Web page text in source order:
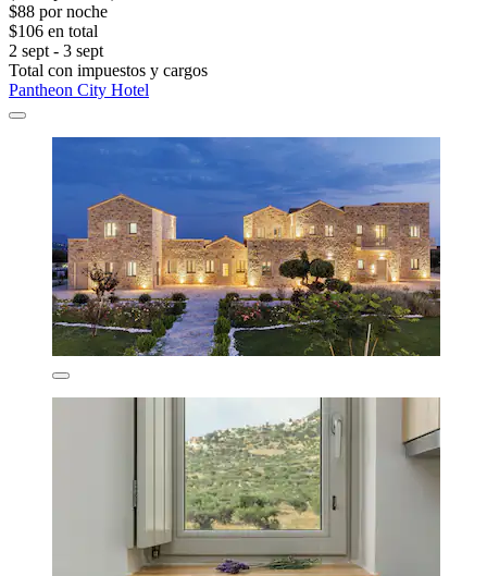
$88 por noche
$106 en total
2 sept - 3 sept
Total con impuestos y cargos
Pantheon City Hotel